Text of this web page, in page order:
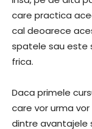
care practica
cal deoarece
spatele sau este
frica.
Daca primele
care vor urma
dintre avantajele